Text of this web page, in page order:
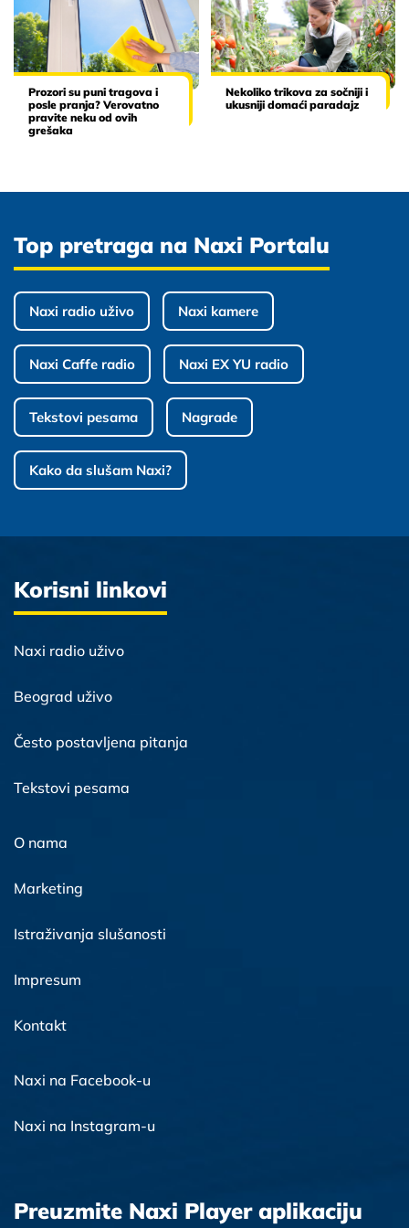
Prozori su puni tragova i
posle pranja? Verovatno
pravite neku od ovih
grešaka
Nekoliko trikova za sočniji i
ukusniji domaći paradajz
Top pretraga na Naxi Portalu
Naxi radio uživo Naxi kamere
Naxi Caffe radio Naxi EX YU radio
Tekstovi pesama Nagrade
Kako da slušam Naxi?
Korisni linkovi
Naxi radio uživo
Beograd uživo
Često postavljena pitanja
Tekstovi pesama
O nama
Marketing
Istraživanja slušanosti
Impresum
Kontakt
Naxi na Facebook-u
Naxi na Instagram-u
Preuzmite Naxi Player aplikaciju